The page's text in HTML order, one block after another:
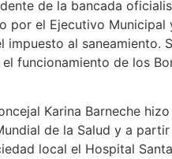
de la bancada
por el Ejecutivo
impuesto al
funcionamiento de los
Karina Barneche
de la Salud y a
local el Hospital